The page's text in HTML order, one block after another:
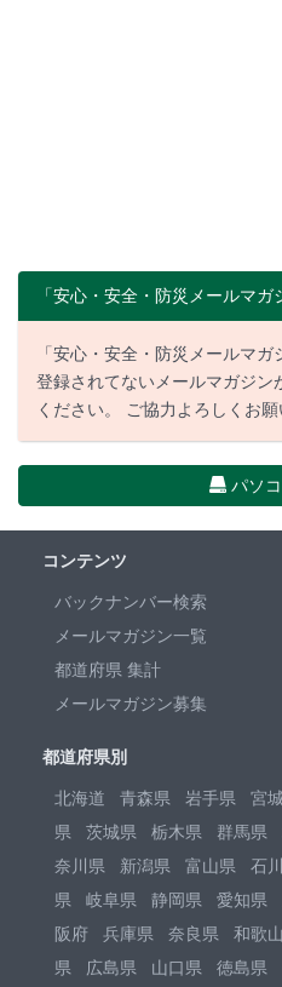
「安心・安全・防災メールマ
「安心・安全・防災メールマガ
登録されてないメールマガジン
ください。 ご協力よろしくお願
パソ
コンテンツ
バックナンバー検索
メールマガジン一覧
都道府県 集計
メールマガジン募集
都道府県別
北海道
青森県 岩手県 宮
県
茨城県 栃木県 群馬県
奈川県
新潟県 富山県 石
県
岐阜県 静岡県 愛知県
阪府
兵庫県 奈良県 和歌
県
広島県 山口県 徳島県